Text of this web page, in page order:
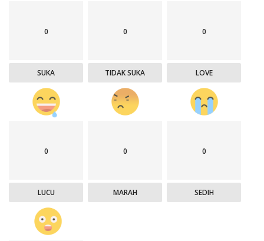
0
SUKA
0
TIDAK SUKA
0
LOVE
0
LUCU
0
MARAH
0
SEDIH